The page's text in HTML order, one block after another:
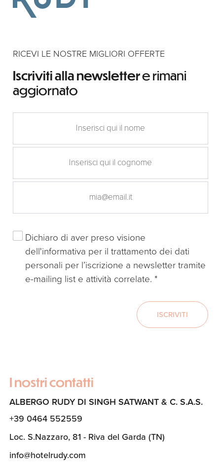
RICEVI LE NOSTRE MIGLIORI OFFERTE
Iscriviti alla newslettere rimani
aggiornato
Dichiaro di aver preso visione
dell'informativa per il trattamento dei dati
personali per l’iscrizione a newsletter tramite
e-mailing list e attività correlate. *
ISCRIVITI
I nostri contatti
ALBERGO RUDY DI SINGH SATWANT & C. S.A.S.
+39 0464 552559
Loc. S.Nazzaro, 81 - Riva del Garda (TN)
info@hotelrudy.com